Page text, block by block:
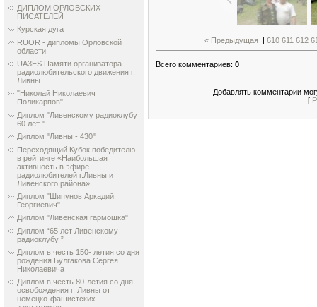
ДИПЛОМ ОРЛОВСКИХ
ПИСАТЕЛЕЙ
Курская дуга
RUOR - дипломы Орловской
области
UA3ES Памяти организатора
радиолюбительского движения г.
Ливны.
"Николай Николаевич
Поликарпов"
Диплом "Ливенскому радиоклубу
60 лет "
Диплом "Ливны - 430"
Переходящий Кубок победителю
в рейтинге «Наибольшая
активность в эфире
радиолюбителей г.Ливны и
Ливенского района»
Диплом "Шипунов Аркадий
Георгиевич"
Диплом "Ливенская гармошка"
Диплом “65 лет Ливенскому
радиоклубу ”
Диплом в честь 150- летия со дня
рождения Булгакова Сергея
Николаевича
Диплом в честь 80-летия со дня
освобождения г. Ливны от
немецко-фашистских
« Предыдущая | 610 611 612
Всего комментариев: 0
Добавлять комментарии
[